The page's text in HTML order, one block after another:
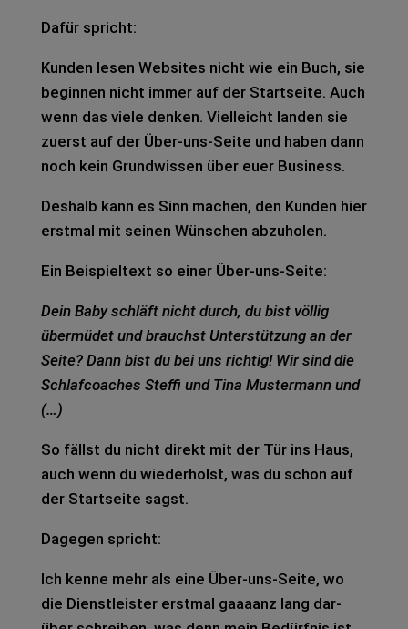
Dafür spricht:
Kun­den lesen Web­sites nicht wie ein Buch, sie
begin­nen nicht immer auf der Start­sei­te. Auch
wenn das viele den­ken. Viel­leicht lan­den sie
zuerst auf der Über-uns-Seite und haben dann
noch kein Grund­wis­sen über euer Busi­ness.
Des­halb kann es Sinn machen, den Kun­den hier
erst­mal mit sei­nen Wün­schen abzu­ho­len.
Ein Bei­spiel­text so einer Über-uns-Seite:
Dein Baby schläft nicht durch, du bist völ­lig
über­mü­det und brauchst Unter­stüt­zung an der
Seite? Dann bist du bei uns rich­tig! Wir sind die
Schlaf­coa­ches Stef­fi und Tina Mus­ter­mann und
(…)
So fällst du nicht direkt mit der Tür ins Haus,
auch wenn du wie­der­holst, was du schon auf
der Start­sei­te sagst.
Dage­gen spricht:
Ich kenne mehr als eine Über-uns-Seite, wo
die Dienst­leis­ter erst­mal gaaa­anz lang dar­